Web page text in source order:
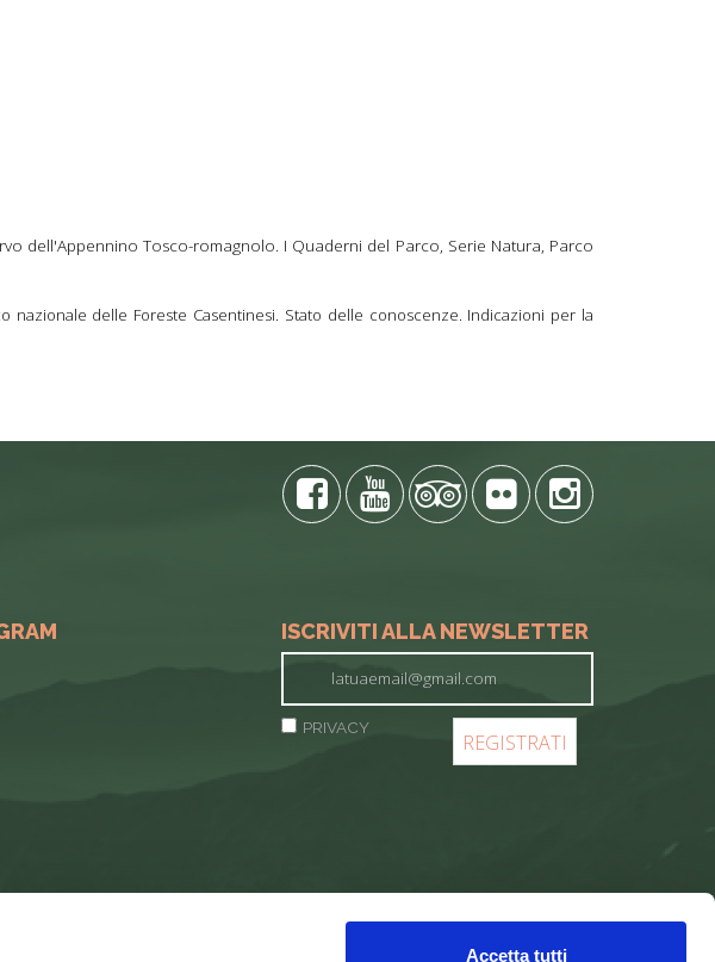
Accetta tutti
dell'Appennino Tosco-romagnolo. I Quaderni del Parco, Serie Natura, Parco
nazionale delle Foreste Casentinesi. Stato delle conoscenze. Indicazioni per la
ISCRIVITI ALLA NEWSLETTER
PRIVACY